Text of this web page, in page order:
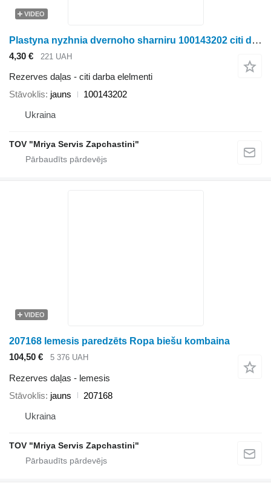
VIDEO
Plastyna nyzhnia dvernoho sharniru 100143202 citi darba elelmenti paredzēts Ropa biešu kombaina
4,30 € 221 UAH
Rezerves daļas - citi darba elelmenti
Stāvoklis jauns
100143202
Ukraina
TOV "Mriya Servis Zapchastini"
VIDEO
207168 lemesis paredzēts Ropa biešu kombaina
104,50 €
5 376 UAH
Rezerves daļas - lemesis
Stāvoklis jauns
207168
Ukraina
TOV "Mriya Servis Zapchastini"